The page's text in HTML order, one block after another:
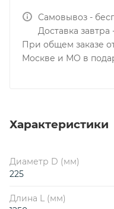
Самовывоз -
Доставка завтра
При общем заказе
Москве и МО в
Характеристики
Диаметр D (мм)
225
Длина L (мм)